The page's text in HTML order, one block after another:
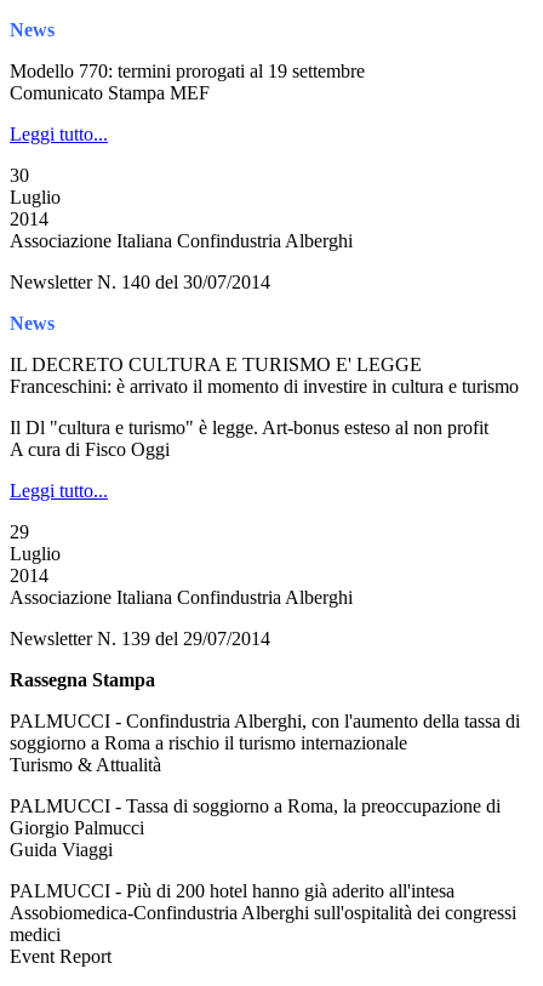
News
Modello 770: termini prorogati al 19 settembre
Comunicato Stampa MEF
Leggi tutto...
30
Luglio
2014
Associazione Italiana Confindustria Alberghi
Newsletter N. 140 del 30/07/2014
News
IL DECRETO CULTURA E TURISMO E' LEGGE
Franceschini: è arrivato il momento di investire in cultura e turismo
Il Dl "cultura e turismo" è legge. Art-bonus esteso al non profit
A cura di Fisco Oggi
Leggi tutto...
29
Luglio
2014
Associazione Italiana Confindustria Alberghi
Newsletter N. 139 del 29/07/2014
Rassegna Stampa
PALMUCCI - Confindustria Alberghi, con l'aumento della tassa di
soggiorno a Roma a rischio il turismo internazionale
Turismo & Attualità
PALMUCCI - Tassa di soggiorno a Roma, la preoccupazione di
Giorgio Palmucci
Guida Viaggi
PALMUCCI - Più di 200 hotel hanno già aderito all'intesa
Assobiomedica-Confindustria Alberghi sull'ospitalità dei congressi
medici
Event Report